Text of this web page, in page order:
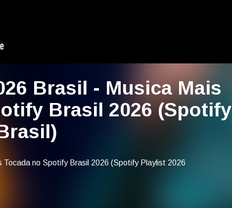
Brasil - Musica Mais
Brasil 2026 (Spotify
Tocada no Spotify Brasil 2026 (Spotify Playlist 2026